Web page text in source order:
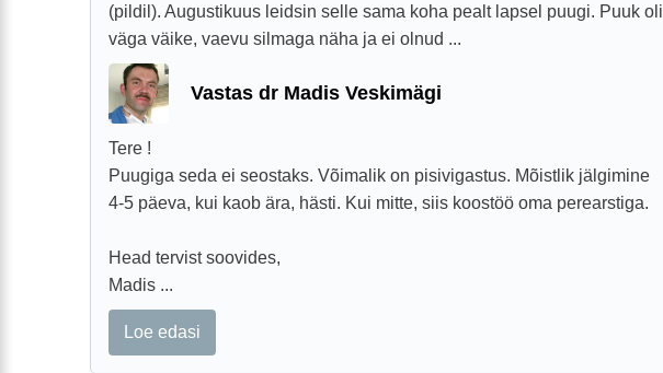
(pildil). Augustikuus leidsin selle sama koha pealt lapsel puugi. Puuk oli
väga väike, vaevu silmaga näha ja ei olnud ...
Vastas dr Madis Veskimägi
Tere !
Puugiga seda ei seostaks. Võimalik on pisivigastus. Mõistlik jälgimine
4-5 päeva, kui kaob ära, hästi. Kui mitte, siis koostöö oma perearstiga.
Head tervist soovides,
Madis ...
Loe edasi